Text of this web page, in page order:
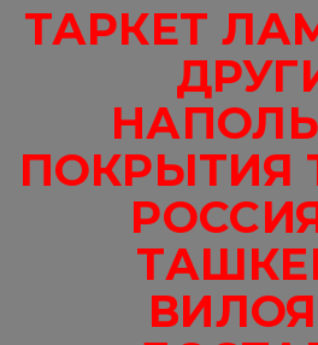
ТАРКЕТ
ПОКРЫТИЯ